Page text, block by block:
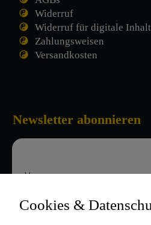
Widerruf
Widerruf für digitale
Zahlungsweisen
Versandkosten
Newsletter abonnieren
Vorname
Cookies &